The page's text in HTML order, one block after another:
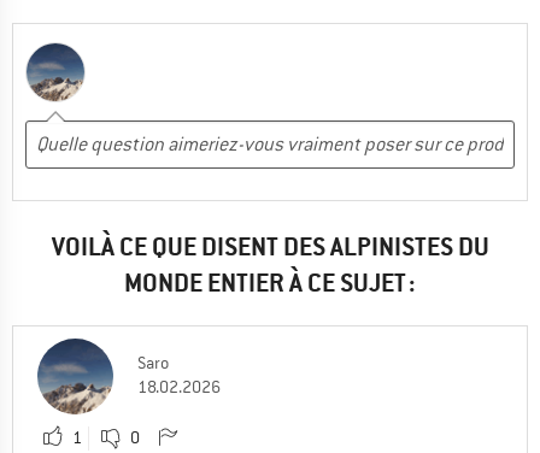
VOILÀ CE QUE DISENT DES ALPINISTES DU
MONDE ENTIER À CE SUJET :
Saro
18.02.2026
1 0